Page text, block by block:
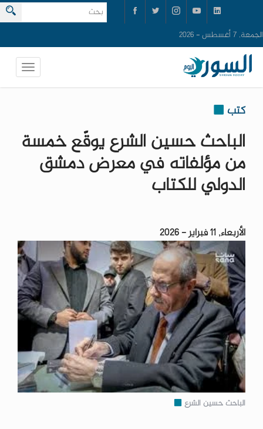
الجمعة, 7 أغسطس - 2026
كتب
الباحث حسين الشرع يوقّع خمسة
من مؤلفاته في معرض دمشق
الدولي للكتاب
الأربعاء, 11 فبراير - 2026
الباحث حسين الشرع